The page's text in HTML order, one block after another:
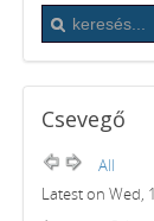
Csevegő
All
Latest on Wed,